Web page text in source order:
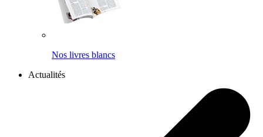
Nos livres blancs
Actualités